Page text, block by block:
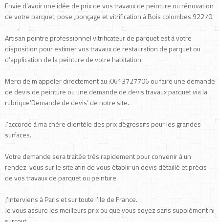
Envie d’avoir une idée de prix de vos travaux de peinture ou rénovation
de votre parquet, pose ,ponçage et vitrification à Bois colombes 92270.
.
Artisan peintre professionnel vitrificateur de parquet est à votre
disposition pour estimer vos travaux de restauration de parquet ou
d’application de la peinture de votre habitation.
Merci de m’appeler directement au :0613727706 ou faire une demande
de devis de peinture ou une demande de devis travaux parquet via la
rubrique’Demande de devis’ de notre site.
J’accorde à ma chère clientèle des prix dégressifs pour les grandes
surfaces.
Votre demande sera traitée très rapidement pour convenir à un
rendez-vous sur le site afin de vous établir un devis détaillé et précis
de vos travaux de parquet ou peinture.
J’interviens à Paris et sur toute l’ile de France.
Je vous assure les meilleurs prix ou que vous soyez sans supplément ni